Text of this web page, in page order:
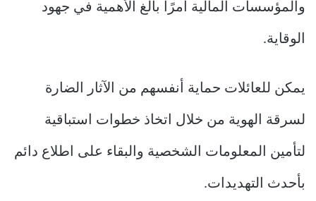
والمؤسسات المالية أمرًا بالغ الأهمية في جهود
الوقاية.
يمكن للعائلات حماية أنفسهم من الآثار الضارة
لسرقة الهوية من خلال اتخاذ خطوات استباقية
لتأمين المعلومات الشخصية والبقاء على اطلاع دائم
بأحدث التهديدات.